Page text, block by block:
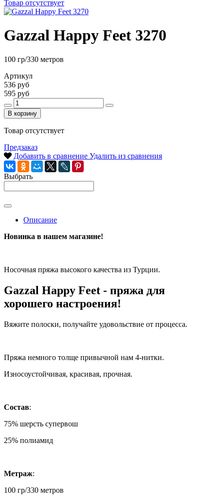
Товар отсутствует
Gazzal Happy Feet 3270
100 гр/330 метров
Артикул
536 руб
595 руб
В корзину
Товар отсутствует
Предзаказ
Добавить в сравнение Удалить из сравнения
Выбрать
Описание
Новинка в нашем магазине!
Носочная пряжа высокого качества из Турции.
Gazzal Happy Feet - пряжа для
хорошего настроения!
Вяжите полоски, получайте удовольствие от процесса.
Пряжа немного толще привычной нам 4-нитки.
Износоустойчивая, красивая, прочная.
Состав:
75% шерсть супервош
25% полиамид
Метраж:
100 гр/330 метров